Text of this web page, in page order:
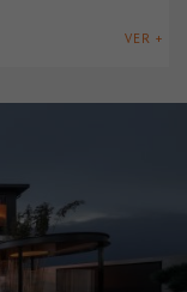
VER +